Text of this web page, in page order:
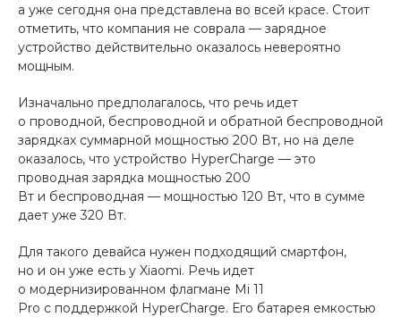
Оставшиеся75% будут
списыватьсяс вашей карты
25 %
Подробнее
об оплате Плайтом
25
раз в 2
Остались вопросы?
8 800 302-02-51
plait.ru
а уже сегодня она представлена во всей красе. Стоит
отметить, что компания не соврала — зарядное
устройство действительно оказалось невероятно
мощным.
Изначально предполагалось, что речь идет
о проводной, беспроводной и обратной беспроводной
зарядках суммарной мощностью 200 Вт, но на деле
оказалось, что устройство HyperCharge — это
проводная зарядка мощностью 200
Вт и беспроводная — мощностью 120 Вт, что в сумме
дает уже 320 Вт.
Для такого девайса нужен подходящий смартфон,
но и он уже есть у Xiaomi. Речь идет
о модернизированном флагмане Mi 11
Pro с поддержкой HyperCharge. Его батарея емкостью